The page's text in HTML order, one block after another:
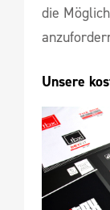
die
Unsere